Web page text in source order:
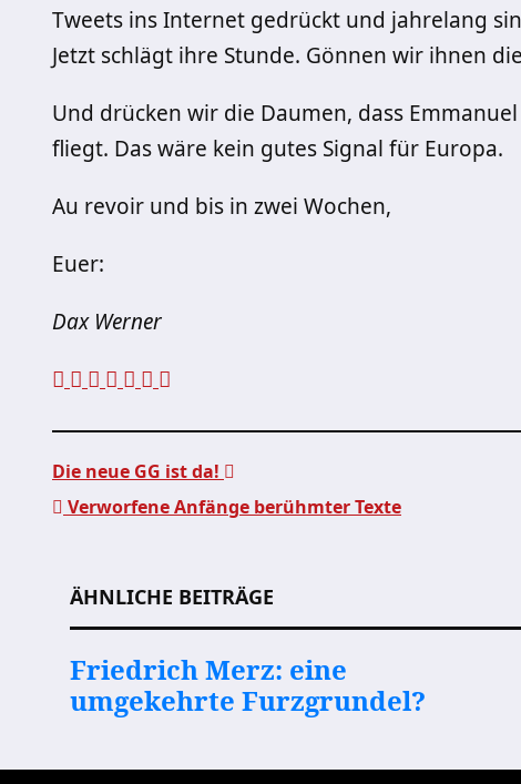
Tweets ins Internet gedrückt und jahrelang
Jetzt schlägt ihre Stunde. Gönnen wir ihnen
Und drücken wir die Daumen, dass
fliegt. Das wäre kein gutes Signal für Europa.
Au revoir und bis in zwei Wochen,
Euer:
Dax Werner
Die neue GG ist da!
Verworfene Anfänge berühmter Texte
ÄHNLICHE BEITRÄGE
Friedrich Merz: eine
umgekehrte Furzgrundel?